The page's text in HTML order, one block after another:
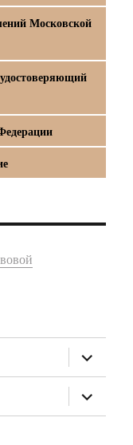
Московской
раскрыть
дочернее
меню
раскрыть
дочернее
меню